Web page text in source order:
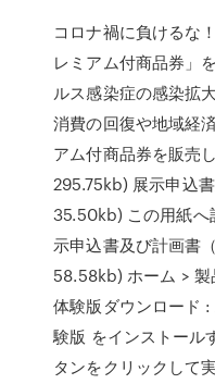
コロナ禍に負けるな
レミアム付商品券」
ルス感染症の感染拡
消費の回復や地域経
アム付商品券を販売
295.75kb) 展示申込
35.50kb) この用紙へ
示申込書及び計画書
58.58kb) ホーム >
体験版ダウンロード
験版 をインストール
タンをクリックして